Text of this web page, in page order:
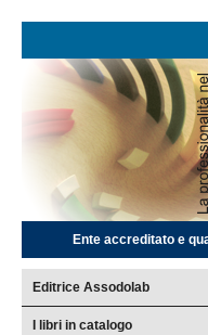
Ente accreditato e
Editrice Assodolab
I libri in catalogo